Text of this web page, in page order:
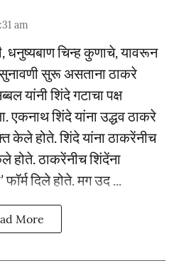
am
धनुष्यबाण चिन्ह कुणाचे, यावरून
सुनावणी सुरू असताना ठाकरे
यांनी शिंदे गटाचा पक्ष
एकनाथ शिंदे यांना उद्धव ठाकरे
केले होते. शिंदे यांना ठाकरेंनीच
होते. ठाकरेंनीच शिंदेंना
दिले होते. मग उद ...
More